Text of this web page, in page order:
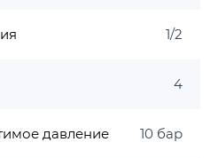
-10/+60°С
1/2
4
давление 10 бар